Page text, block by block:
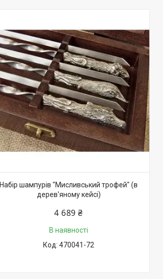
Набір шампурів "Мисливський трофей" (в
дерев'яному кейсі)
4 689 ₴
В наявності
470041-72